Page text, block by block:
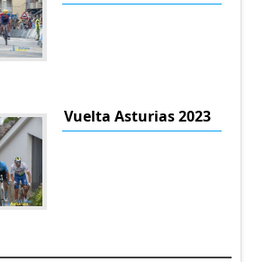
Vuelta Asturias 2023